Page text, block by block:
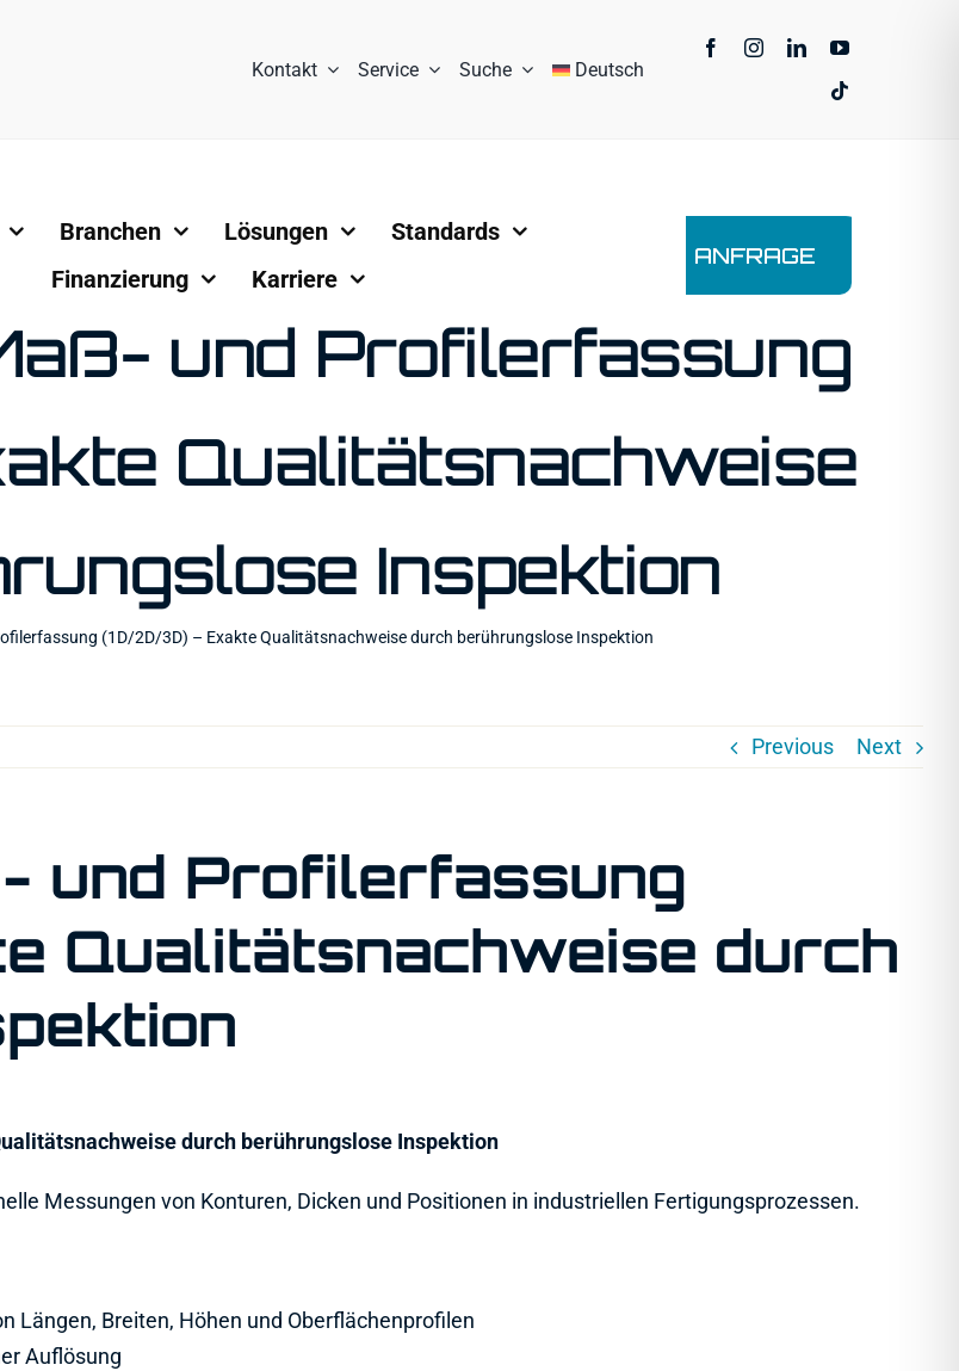
Kontakt Service Suche Deutsch
Branchen Lösungen
Standards
Finanzierung
Karriere
ANFRAGE
und Profilerfassung
Qualitätsnachweise
Inspektion
(1D/2D/3D) – Exakte Qualitätsnachweise durch berührungslose Inspektion
Previous Next
und Profilerfassung
Qualitätsnachweise durch
durch berührungslose Inspektion
Messungen von Konturen, Dicken und Positionen in industriellen Fertigungsprozessen.
Längen, Breiten, Höhen und Oberflächenprofilen
Auflösung